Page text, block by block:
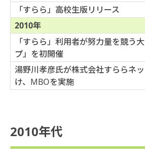
「すらら」高校生版リリース
2010年
「すらら」利用者が努力量を競う
プ」を初開催
湯野川孝彦氏が株式会社すららネ
け、MBOを実施
2010年代